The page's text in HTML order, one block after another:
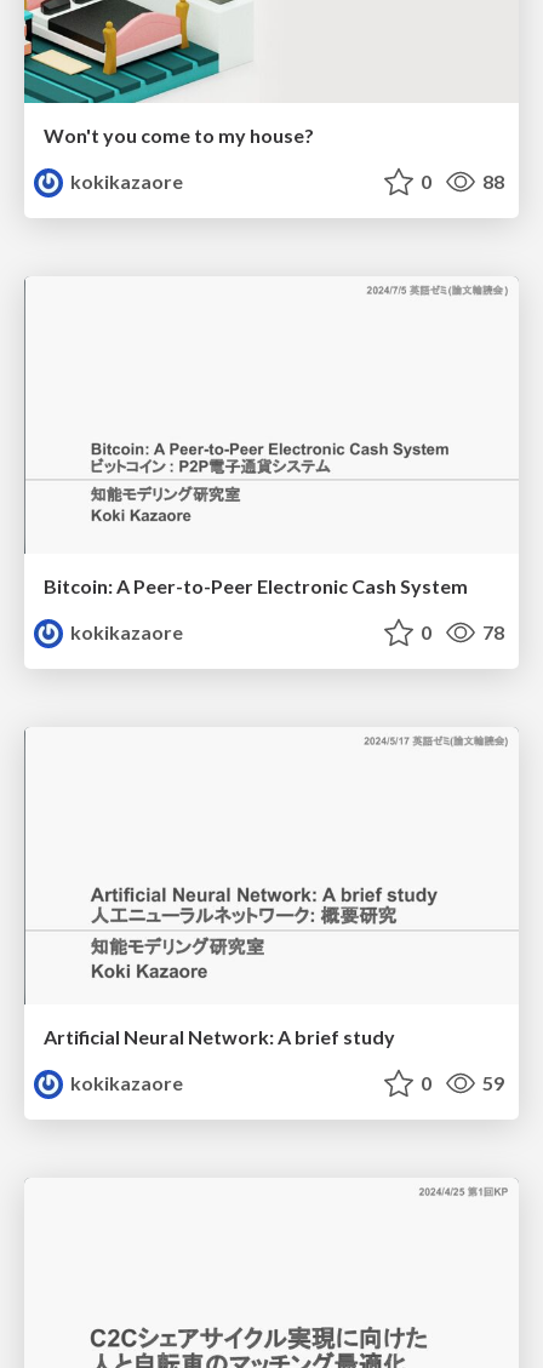
Won't you come to my house?
kokikazaore
0 88
Bitcoin: A Peer-to-Peer Electronic Cash System
kokikazaore
0 78
Artificial Neural Network: A brief study
kokikazaore
0 59